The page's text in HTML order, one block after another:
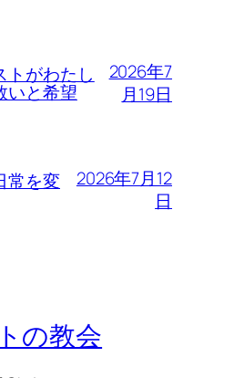
トがわたし
いと希望
2026年7
月19日
常を変
2026年7月12
日
の教会